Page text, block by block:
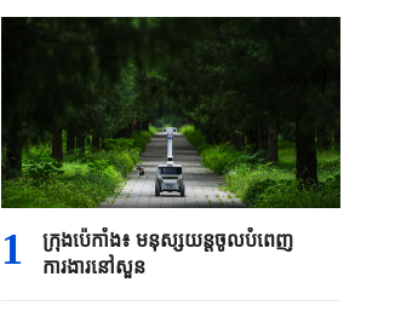
1
ក្រុងប៉េកាំង​៖ មនុស្សយន្ត​ចូលបំពេញ​
ការងារនៅសួន​​